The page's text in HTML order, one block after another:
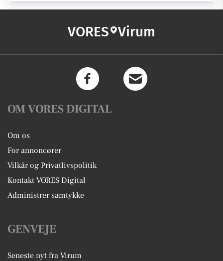
VORES Virum
OM VORES DIGITAL
Om os
For annoncører
Vilkår og Privatlivspolitik
Kontakt VORES Digital
Administrer samtykke
GENVEJE
Seneste nyt fra Virum